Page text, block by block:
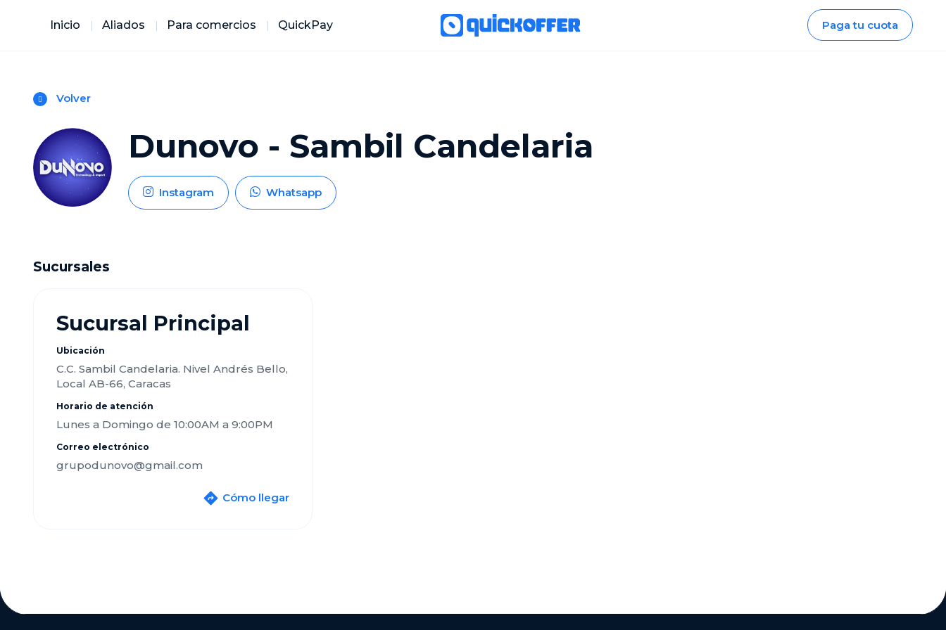
Inicio Aliados Para comercios QuickPay Paga tu cuota
Volver
Dunovo - Sambil Candelaria
Instagram Whatsapp
Sucursales
Sucursal Principal
Ubicación
C.C. Sambil Candelaria. Nivel Andrés Bello,
Local AB-66, Caracas
Horario de atención
Lunes a Domingo de 10:00AM a 9:00PM
Correo electrónico
grupodunovo@gmail.com
Cómo llegar